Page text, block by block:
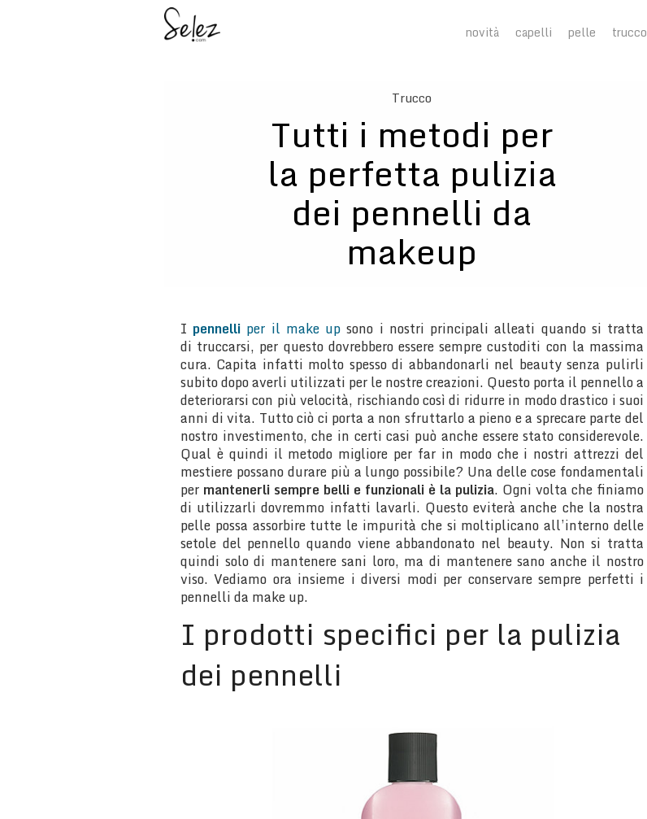
novità capelli pelle trucco
Trucco
Tutti i metodi per
la perfetta pulizia
dei pennelli da
makeup
I pennelli per il make up sono i nostri principali alleati quando si tratta
di truccarsi, per questo dovrebbero essere sempre custoditi con la massima
cura. Capita infatti molto spesso di abbandonarli nel beauty senza pulirli
subito dopo averli utilizzati per le nostre creazioni. Questo porta il pennello a
deteriorarsi con più velocità, rischiando così di ridurre in modo drastico i suoi
anni di vita. Tutto ciò ci porta a non sfruttarlo a pieno e a sprecare parte del
nostro investimento, che in certi casi può anche essere stato considerevole.
Qual è quindi il metodo migliore per far in modo che i nostri attrezzi del
mestiere possano durare più a lungo possibile? Una delle cose fondamentali
per mantenerli sempre belli e funzionali è la pulizia. Ogni volta che finiamo
di utilizzarli dovremmo infatti lavarli. Questo eviterà anche che la nostra
pelle possa assorbire tutte le impurità che si moltiplicano all’interno delle
setole del pennello quando viene abbandonato nel beauty. Non si tratta
quindi solo di mantenere sani loro, ma di mantenere sano anche il nostro
viso. Vediamo ora insieme i diversi modi per conservare sempre perfetti i
pennelli da make up.
I prodotti specifici per la pulizia
dei pennelli